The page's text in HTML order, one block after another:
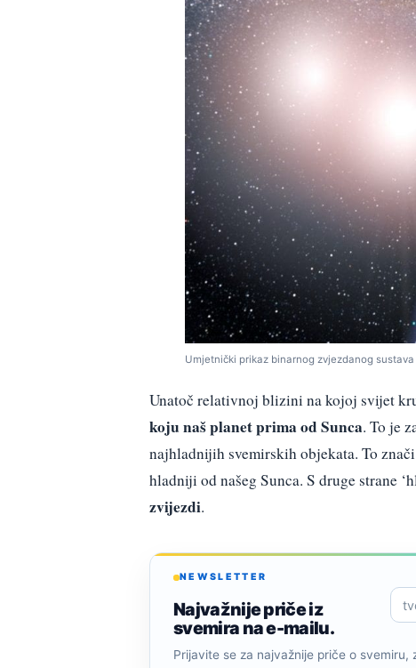
Umjetnički prikaz binarnog zvjezdanog
Unatoč relativnoj blizini na kojoj svijet
koju naš planet prima od Sunca. To je
najhladnijih svemirskih objekata. To
hladniji od našeg Sunca. S druge strane
zvijezdi.
NEWSLETTER
Najvažnije priče iz
svemira na e-mailu.
Prijavite se za najvažnije priče o svemiru,